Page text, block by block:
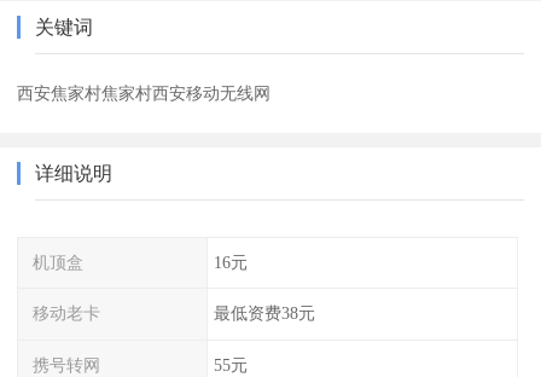
关键词
西安焦家村焦家村西安移动无线网
详细说明
机顶盒 16元
移动老卡 最低资费38元
携号转网 55元